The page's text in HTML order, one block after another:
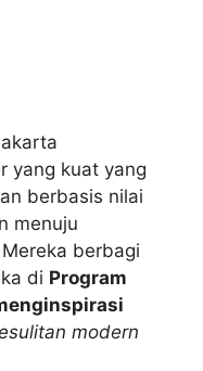
yang kuat yang
berbasis nilai
menuju
berbagi
di Program
modern